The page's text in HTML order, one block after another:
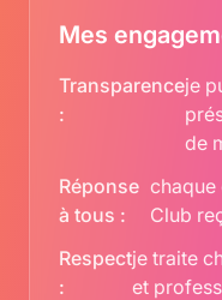
Mes
Transparence
:
je
de
Réponse
à tous :
chaque
Club
Respect
:
je traite
et